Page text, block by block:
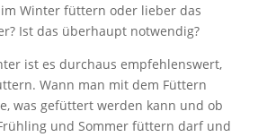
Winter füttern oder lieber das
Ist das überhaupt notwendig?
ist es durchaus empfehlenswert,
Wann man mit dem Füttern
was gefüttert werden kann und ob
und Sommer füttern darf und